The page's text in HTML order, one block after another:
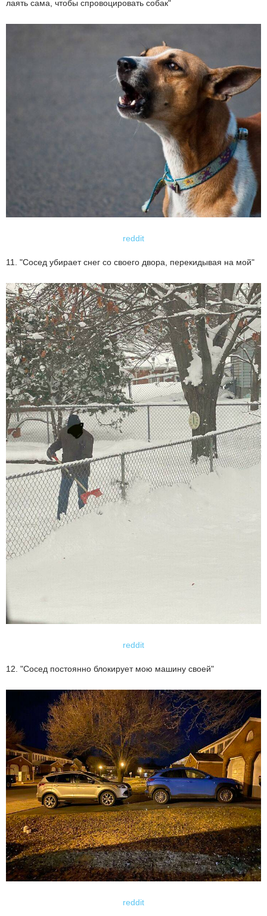
лаять сама, чтобы спровоцировать собак"
reddit
11. "Сосед убирает снег со своего двора, перекидывая на мой"
reddit
12. "Сосед постоянно блокирует мою машину своей"
reddit